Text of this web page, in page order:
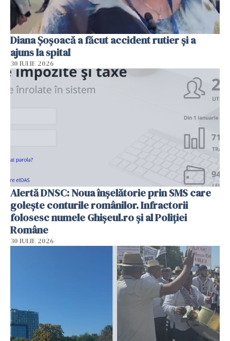
Diana Șoșoacă a făcut accident rutier și a
ajuns la spital
30 IULIE 2026
Alertă DNSC: Noua înșelătorie prin SMS care
golește conturile românilor. Infractorii
folosesc numele Ghișeul.ro și al Poliției
Române
30 IULIE 2026